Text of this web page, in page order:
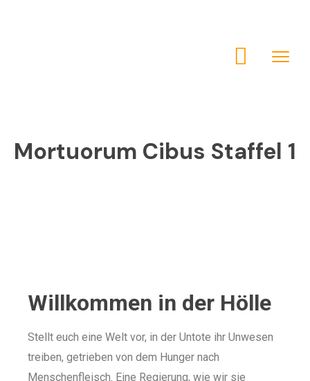
Mortuorum Cibus Staffel 1
Willkommen in der Hölle
Stellt euch eine Welt vor, in der Untote ihr Unwesen
treiben, getrieben von dem Hunger nach
Menschenfleisch. Eine Regierung, wie wir sie